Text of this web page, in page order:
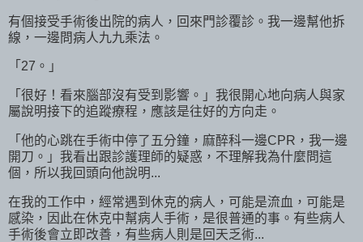
有個接受手術後出院的病人，回來門診覆診。我一邊幫他拆
線，一邊問病人九九乘法。
「27。」
「很好！看來腦部沒有受到影響。」我很開心地向病人與家
屬說明接下的追蹤療程，應該是往好的方向走。
「他的心跳在手術中停了五分鐘，麻醉科一邊CPR，我一邊
開刀。」我看出跟診護理師的疑惑，不理解我為什麼問這
個，所以我回頭向他說明...
在我的工作中，經常遇到休克的病人，可能是流血，可能是
感染，因此在休克中幫病人手術，是很普通的事。有些病人
手術後會立即改善，有些病人則是回天乏術...